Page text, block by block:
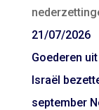
21/07/2026
Goederen
Israël
september